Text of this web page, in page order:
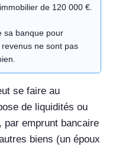
de 120 000 €.
sa banque pour
ne sont pas
se faire au
de liquidités ou
par emprunt bancaire
biens (un époux